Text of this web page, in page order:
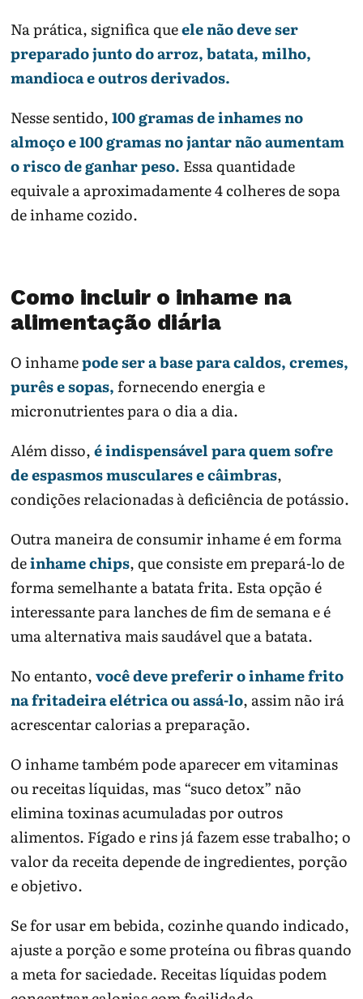
Na prática, significa queele não deve ser
preparado junto do arroz, batata, milho,
mandioca e outros derivados.
Nesse sentido,100 gramas de inhames no
almoço e 100 gramas no jantar não aumentam
o risco de ganhar peso. Essa quantidade
equivale a aproximadamente 4 colheres de sopa
de inhame cozido.
Como incluir o inhame na
alimentação diária
O inhamepode ser a base para caldos, cremes,
purês e sopas,fornecendo energia e
micronutrientes para o dia a dia.
Além disso,é indispensável para quem sofre
de espasmos musculares e câimbras,
condições relacionadas à deficiência de potássio.
Outra maneira de consumir inhame é em forma
deinhame chips, que consiste em prepará-lo de
forma semelhante a batata frita. Esta opção é
interessante para lanches de fim de semana e é
uma alternativa mais saudável que a batata.
No entanto,você deve preferir o inhame frito
na fritadeira elétrica ou assá-lo, assim não irá
acrescentar calorias a preparação.
O inhame também pode aparecer em vitaminas
ou receitas líquidas, mas “suco detox” não
elimina toxinas acumuladas por outros
alimentos. Fígado e rins já fazem esse trabalho; o
valor da receita depende de ingredientes, porção
e objetivo.
Se for usar em bebida, cozinhe quando indicado,
ajuste a porção e some proteína ou fibras quando
a meta for saciedade. Receitas líquidas podem